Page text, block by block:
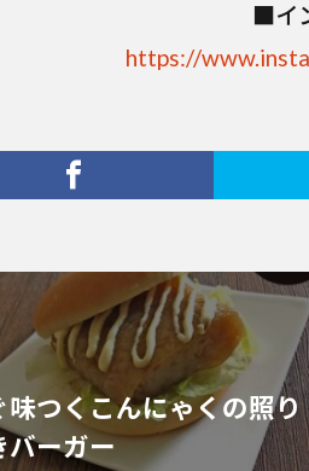
■イ
https://
味つくこんにゃくの照り
バーガー